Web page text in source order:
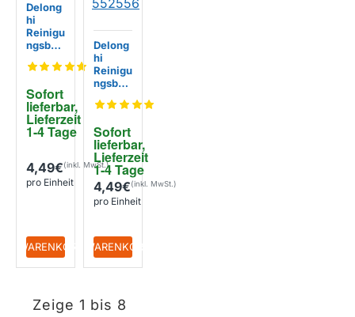
Sofort
lieferbar,
Lieferzeit
1-4 Tage
Delong
hi
Reinigu
ngsbür
536330
4,49€
pro Einheit
+ WARENKORB
Sofort
lieferbar,
Lieferzeit
1-4 Tage
Delong
hi
Reinigu
ngsbür
551323
552556
4,49€
pro Einheit
+ WARENKORB
Zeige 1 bis 8